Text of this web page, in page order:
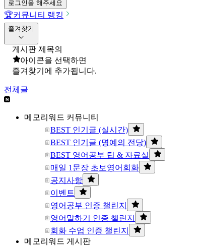
로그인을 해주세요
🏆커뮤니티 랭킹
즐겨찾기
게시판 제목의
아이콘을 선택하면
즐겨찾기에 추가됩니다.
전체글
메모리워드 커뮤니티
BEST 인기글 (실시간)
BEST 인기글 (명예의 전당)
BEST 영어공부 팁 & 자료실
매일 1문장 초보영어회화
공지사항
이벤트
영어공부 인증 챌린지
영어말하기 인증 챌린지
회화 수업 인증 챌린지
메모리워드 게시판